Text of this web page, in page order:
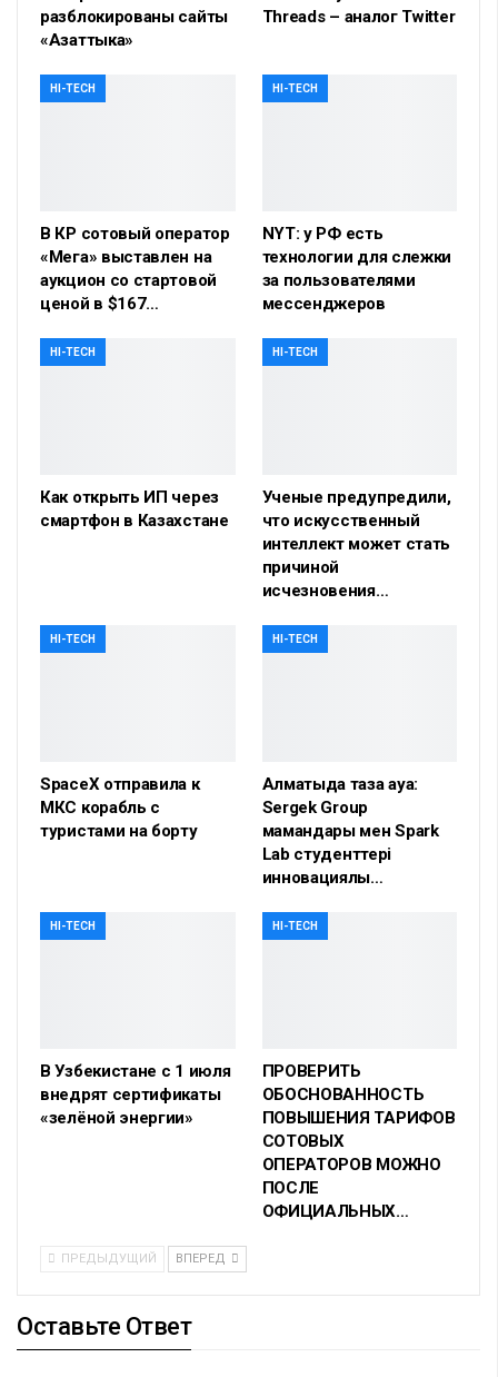
разблокированы сайты
«Азаттыка»
Threads – аналог Twitter
HI-TECH
В КР сотовый оператор
«Мега» выставлен на
аукцион со стартовой
ценой в $167…
HI-TECH
NYT: у РФ есть
технологии для слежки
за пользователями
мессенджеров
HI-TECH
Как открыть ИП через
смартфон в Казахстане
HI-TECH
Ученые предупредили,
что искусственный
интеллект может стать
причиной
исчезновения…
HI-TECH
SpaceX отправила к
МКС корабль с
туристами на борту
HI-TECH
Алматыда таза ауа:
Sergek Group
мамандары мен Spark
Lab студенттері
инновациялық…
HI-TECH
В Узбекистане с 1 июля
внедрят сертификаты
«зелёной энергии»
HI-TECH
ПРОВЕРИТЬ
ОБОСНОВАННОСТЬ
ПОВЫШЕНИЯ ТАРИФОВ
СОТОВЫХ
ОПЕРАТОРОВ МОЖНО
ПОСЛЕ
ОФИЦИАЛЬНЫХ…
ПРЕДЫДУЩИЙ ВПЕРЕД
Оставьте Ответ